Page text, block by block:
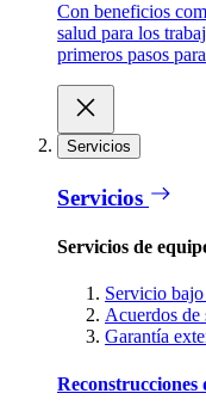
Con beneficios
salud para los
primeros pasos
Servicios
Servicios
Servicios de
Servicio
Acuerdos de
Garantía
Reconstrucciones